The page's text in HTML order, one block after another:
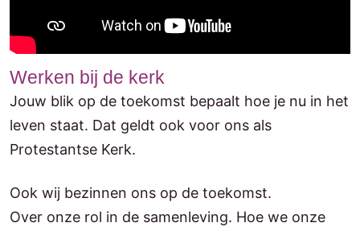
Werken bij de kerk
Jouw blik op de toekomst bepaalt hoe je nu in het
leven staat. Dat geldt ook voor ons als
Protestantse Kerk.
Ook wij bezinnen ons op de toekomst.
Over onze rol in de samenleving. Hoe we onze